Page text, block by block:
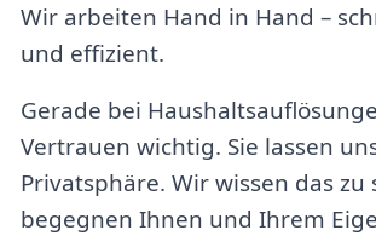
Wir arbeiten Hand in Hand –
und effizient.
Gerade bei
Vertrauen wichtig. Sie lassen
Privatsphäre. Wir wissen das zu
begegnen Ihnen und Ihrem